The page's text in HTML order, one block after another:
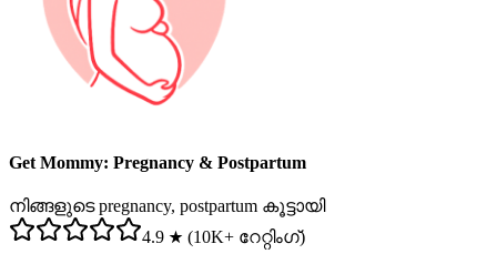
Get Mommy: Pregnancy & Postpartum
നിങ്ങളുടെ pregnancy, postpartum കൂട്ടായി
4.9 ★ (10K+ റേറ്റിംഗ്)